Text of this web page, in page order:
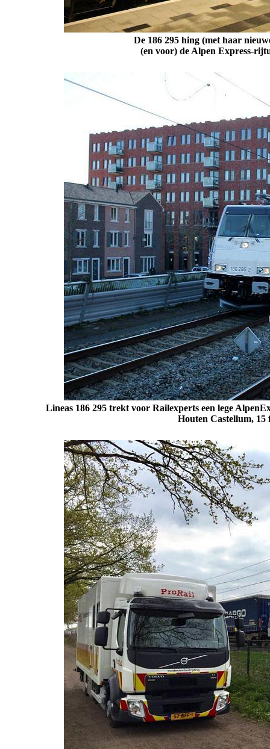
De 186 295 hing (met haar
(en voor) de Alpen Express-
Lineas 186 295 trekt voor Railexperts een lege
Houten Castellum,